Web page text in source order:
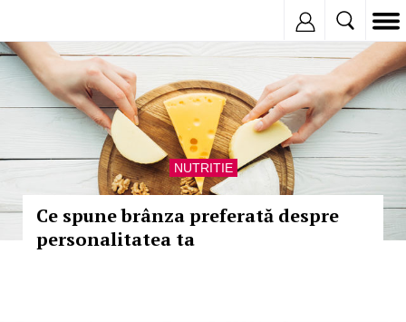
NUTRITIE
Ce spune brânza preferată despre
personalitatea ta